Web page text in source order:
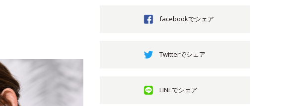
facebookでシェア
Twitterでシェア
LINEでシェア